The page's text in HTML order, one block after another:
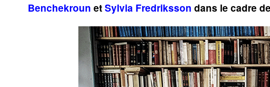
Benchekroun etSylvia Fredriksson dans le cadre